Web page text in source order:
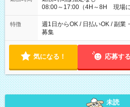
日でレギュラー勤務(勤続1年) 1
る」などをして月に40万以上を稼ぐ人も☆ ◆
08:00～17:00（4H～8H 現場
給与の日給保障あり！ 「4時間
時も給料変わらず！ 「4時間の
♪ 1日にたくさんの現場をこなせ
特徴
週1日からOK / 日払いOK / 副業
募集
気になる！ 応募する
未読